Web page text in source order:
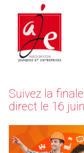
Suivez la
direct le 16